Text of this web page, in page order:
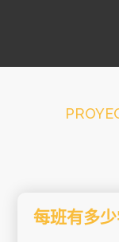
每班有多少